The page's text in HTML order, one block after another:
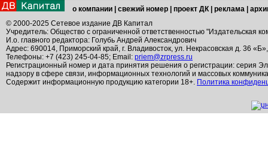
о компании свежий номер проект ДК реклама
© 2000-2025 Сетевое издание ДВ Капитал
Учредитель: Общество с ограниченной ответственностью "Издательская
И.о. главного редактора: Голубь Андрей Александрович
Адрес: 690014, Приморский край, г. Владивосток, ул. Некрасовская д. 36
Телефоны: +7 (423) 245-04-85; Email: priem@zrpress.ru
Регистрационный номер и дата принятия решения о регистрации: серия
надзору в сфере связи, информационных технологий и массовых
Содержит информационную продукцию категории 18+. Политика